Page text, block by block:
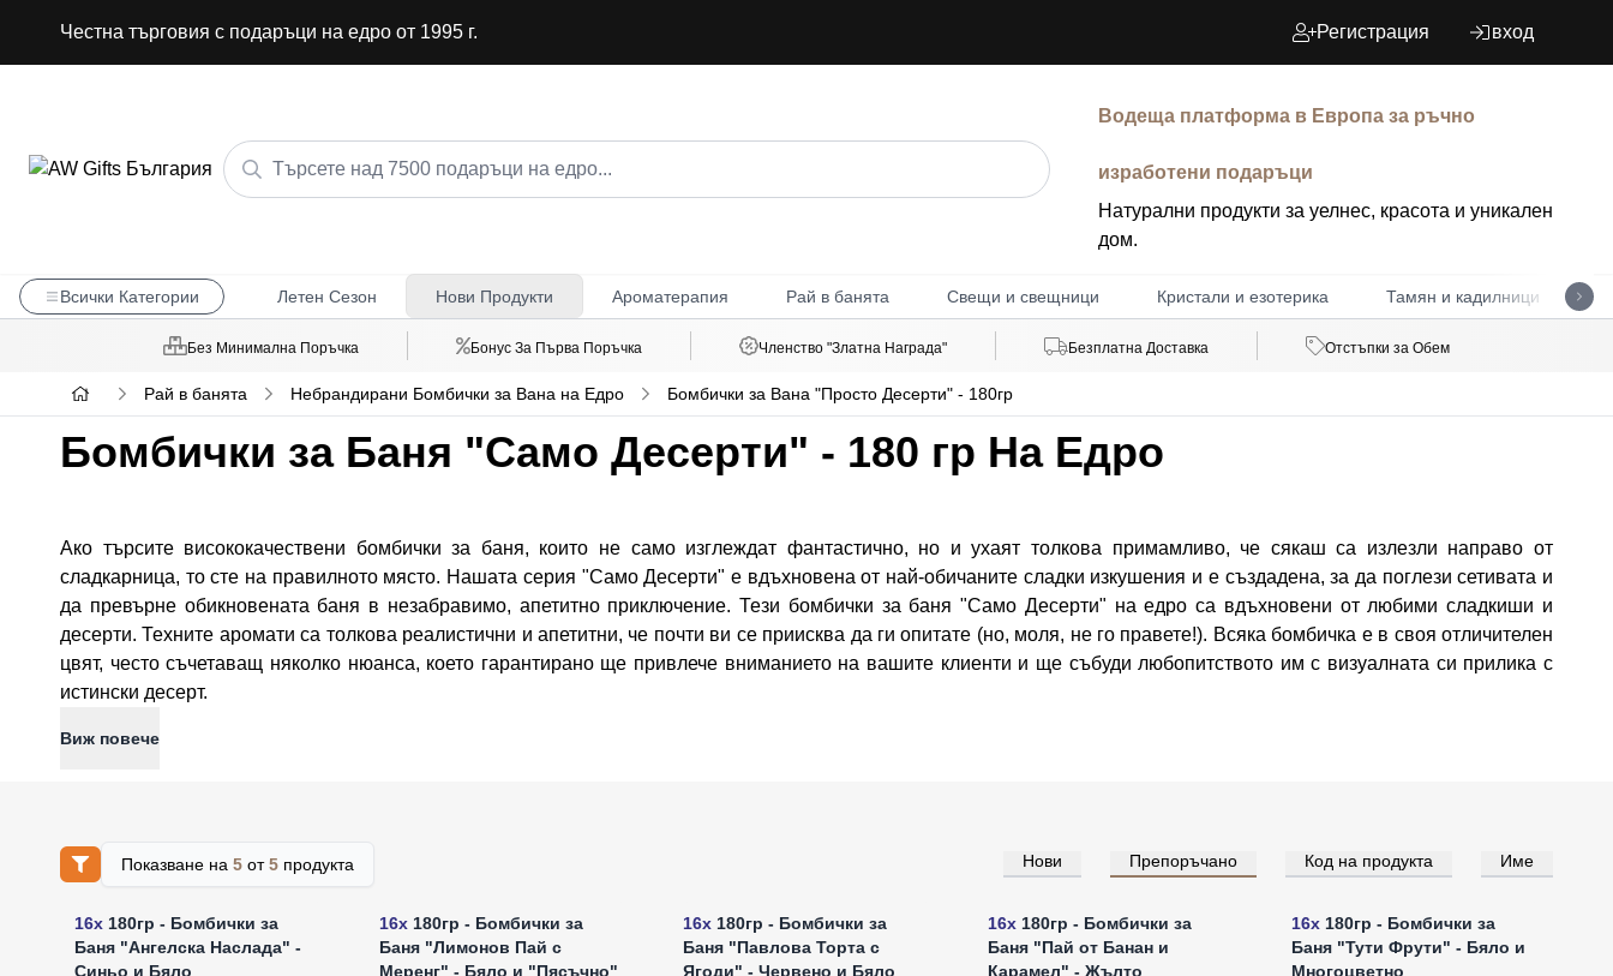
Честна търговия с подаръци на едро от 1995 г. Регистрация вход
Водеща платформа в Европа за ръчно
изработени подаръци
Натурални продукти за уелнес, красота и уникален
дом.
Всички Категории Летен Сезон Нови Продукти Ароматерапия Рай в банята Свещи и свещници Кристали и езотерика Тамян и кадилници
Без Минимална Поръчка Бонус За Първа Поръчка Членство "Златна Награда" Безплатна Доставка Отстъпки за Обем
Рай в банята Небрандирани Бомбички за Вана на Едро Бомбички за Вана "Просто Десерти" - 180гр
Бомбички за Баня "Само Десерти" - 180 гр На Едро
Ако търсите висококачествени бомбички за баня, които не само изглеждат фантастично, но и ухаят толкова примамливо, че сякаш са излезли направо от
сладкарница, то сте на правилното място. Нашата серия "Само Десерти" е вдъхновена от най-обичаните сладки изкушения и е създадена, за да поглези сетивата и
да превърне обикновената баня в незабравимо, апетитно приключение. Тези бомбички за баня "Само Десерти" на едро са вдъхновени от любими сладкиши и
десерти. Техните аромати са толкова реалистични и апетитни, че почти ви се приисква да ги опитате (но, моля, не го правете!). Всяка бомбичка е в своя отличителен
цвят, често съчетаващ няколко нюанса, което гарантирано ще привлече вниманието на вашите клиенти и ще събуди любопитството им с визуалната си прилика с
истински десерт.
Виж повече
Показване на 5от5продукта Нови Препоръчано Код на продукта Име
Влезте за цени на едро
16x 180гр - Бомбички за
Баня "Ангелска Наслада" -
Синьо и Бяло
16x180гр - Бомбички за
Баня "Лимонов Пай с
Меренг" - Бяло и "Пясъчно"
16x 180гр - Бомбички за
Баня "Павлова Торта с
Ягоди" - Червено и Бяло
Влезте за цени на едро
16x180гр - Бомбички за
Баня "Пай от Банан и
Карамел" - Жълто
Влезте за цени на едро
16x 180гр - Бомбички за
Баня "Тути Фрути" - Бяло и
Многоцветно